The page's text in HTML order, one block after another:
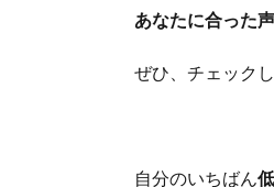
あなたに合った
ぜひ、チェック
自分のいちばん低